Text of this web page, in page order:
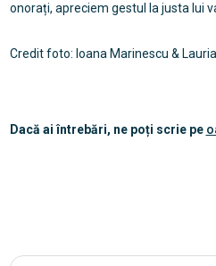
onorați, apreciem gestul la justa lui
Credit foto: Ioana Marinescu &
Dacă ai întrebări, ne poți scrie pe